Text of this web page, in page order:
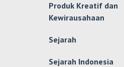
Produk Kreatif dan
Kewirausahaan
Sejarah
Sejarah Indonesia